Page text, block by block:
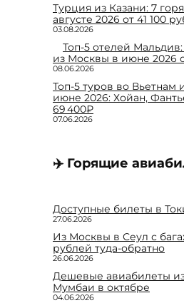
Турция из Казани: 7
августе 2026 от 41 100
03.08.2026
Топ-5 отелей
из Москвы в июне 2026
08.06.2026
Топ-5 туров во Вьетнам
июне 2026: Хойан,
69 400₽
07.06.2026
✈️ Горящие
Доступные билеты в
27.06.2026
Из Москвы в Сеул с
рублей туда-обратно
26.06.2026
Дешевые авиабилеты
Мумбаи в октябре
04.06.2026